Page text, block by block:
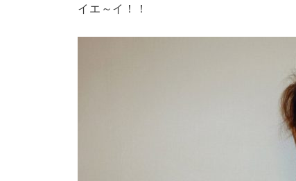
イエ～イ！！